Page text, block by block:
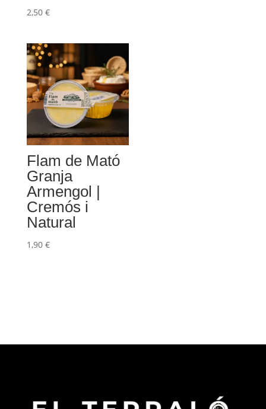
2,50 €
Flam de Mató
Granja
Armengol |
Cremós i
Natural
1,90 €